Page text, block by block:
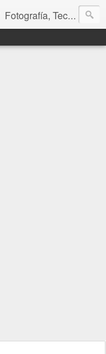
Fotografía, Tecnología, Cine y Videojuegos en un Blog Multitemática. El rinconcito del creador de FotoMuseo 3D y Left 4 SGC.